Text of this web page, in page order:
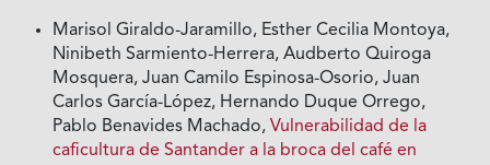
Marisol Giraldo-Jaramillo, Esther Cecilia Montoya,
Ninibeth Sarmiento-Herrera, Audberto Quiroga
Mosquera, Juan Camilo Espinosa-Osorio, Juan
Carlos García-López, Hernando Duque Orrego,
Pablo Benavides Machado,Vulnerabilidad de la
caficultura de Santander a la broca del café en